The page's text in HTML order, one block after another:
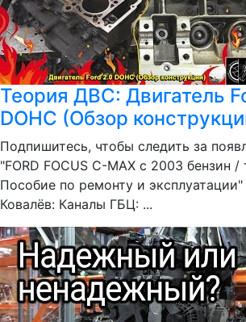
Теория ДВС: Двигатель
DOHC (Обзор
Подпишитесь, чтобы следить за
"FORD FOCUS C-MAX с 2003 бензин /
Пособие по ремонту и
Ковалёв: Каналы ГБЦ: ...